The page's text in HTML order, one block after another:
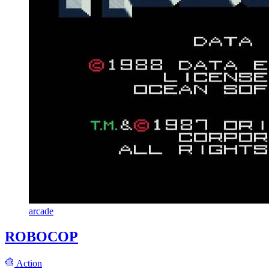
arcade
ROBOCOP
Action